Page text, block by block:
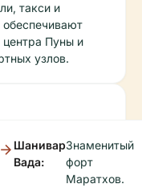
такси и
центра Пуны и
узлов.
Шанивар
Вада:
Знаменитый
форт
Маратхов.